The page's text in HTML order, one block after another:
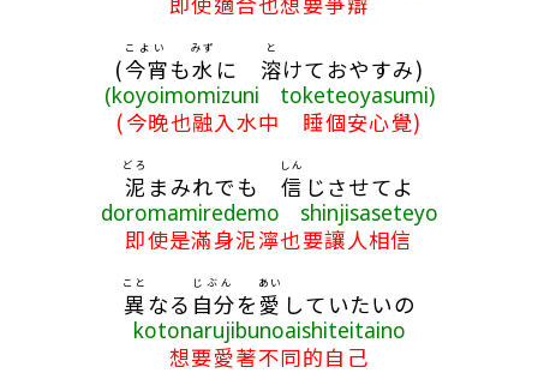
(今宵
こよい
も水
みず
に 溶
と
けておやすみ)
(koyoimomizuni toketeoyasumi)
(今晚也融入水中 睡個安心覺)
泥
どろ
まみれでも 信
しん
じさせてよ
doromamiredemo shinjisaseteyo
即使是滿身泥濘也要讓人相信
異
こと
なる 自分
じぶん
を 愛
あい
していたいの
kotonarujibunoaishiteitaino
想要愛著不同的自己